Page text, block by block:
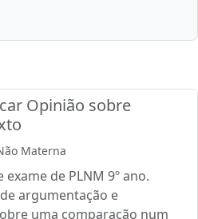
Opinião sobre
Materna
de PLNM 9º ano.
argumentação e
uma comparação num